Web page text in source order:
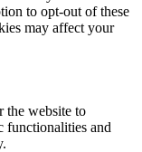
to opt-out of these
may affect your
the website to
functionalities and